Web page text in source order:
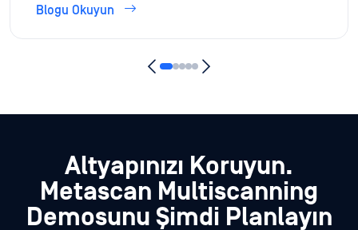
Blogu Okuyun
Altyapınızı Koruyun.
Metascan Multiscanning
Demosunu Şimdi Planlayın